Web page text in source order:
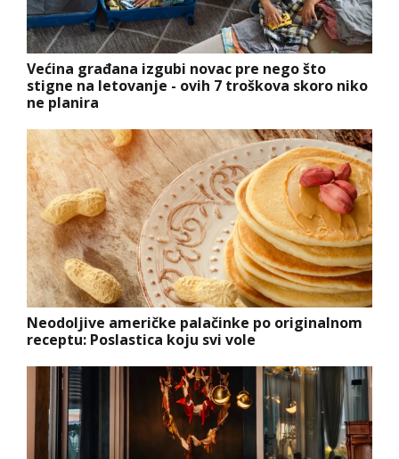
Većina građana izgubi novac pre nego što
stigne na letovanje - ovih 7 troškova skoro niko
ne planira
Neodoljive američke palačinke po originalnom
receptu: Poslastica koju svi vole